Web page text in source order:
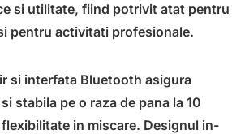
si utilitate, fiind potrivit atat pentru
pentru activitati profesionale.
si interfata Bluetooth asigura
stabila pe o raza de pana la 10
in miscare. Designul in-